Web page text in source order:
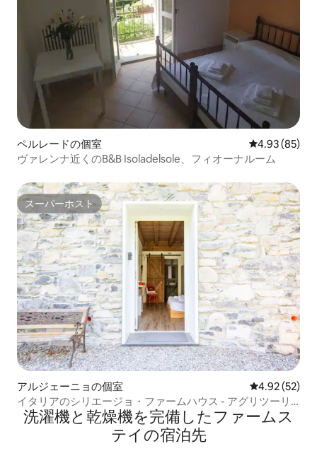
ペルレードの個室 レビュー85
4.93 (85)
ヴァレンナ近くのB&B Isoladelsole、フィオーナルーム
スーパーホスト
スーパーホスト
アルジェーニョの個室 レビュー52
4.92 (52)
イタリアのシリエージョ・ファームハウス - アグリツーリ
ズモ・コモ湖
洗濯機と乾燥機を完備したファームス
テイの宿泊先